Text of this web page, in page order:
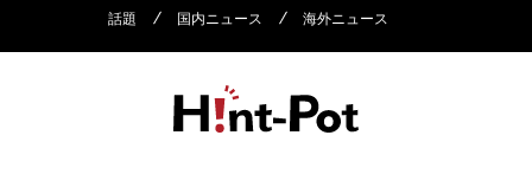
話題
国内ニュース 海外ニュース